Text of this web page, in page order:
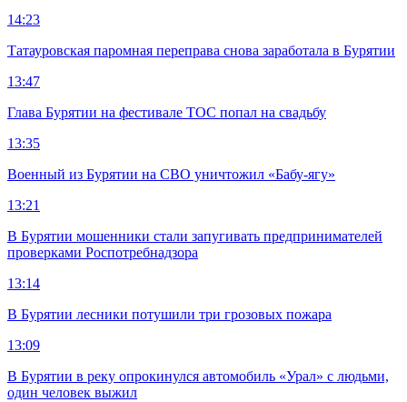
14:23
Татауровская паромная переправа снова заработала в Бурятии
13:47
Глава Бурятии на фестивале ТОС попал на свадьбу
13:35
Военный из Бурятии на СВО уничтожил «Бабу-ягу»
13:21
В Бурятии мошенники стали запугивать предпринимателей
проверками Роспотребнадзора
13:14
В Бурятии лесники потушили три грозовых пожара
13:09
В Бурятии в реку опрокинулся автомобиль «Урал» с людьми,
один человек выжил